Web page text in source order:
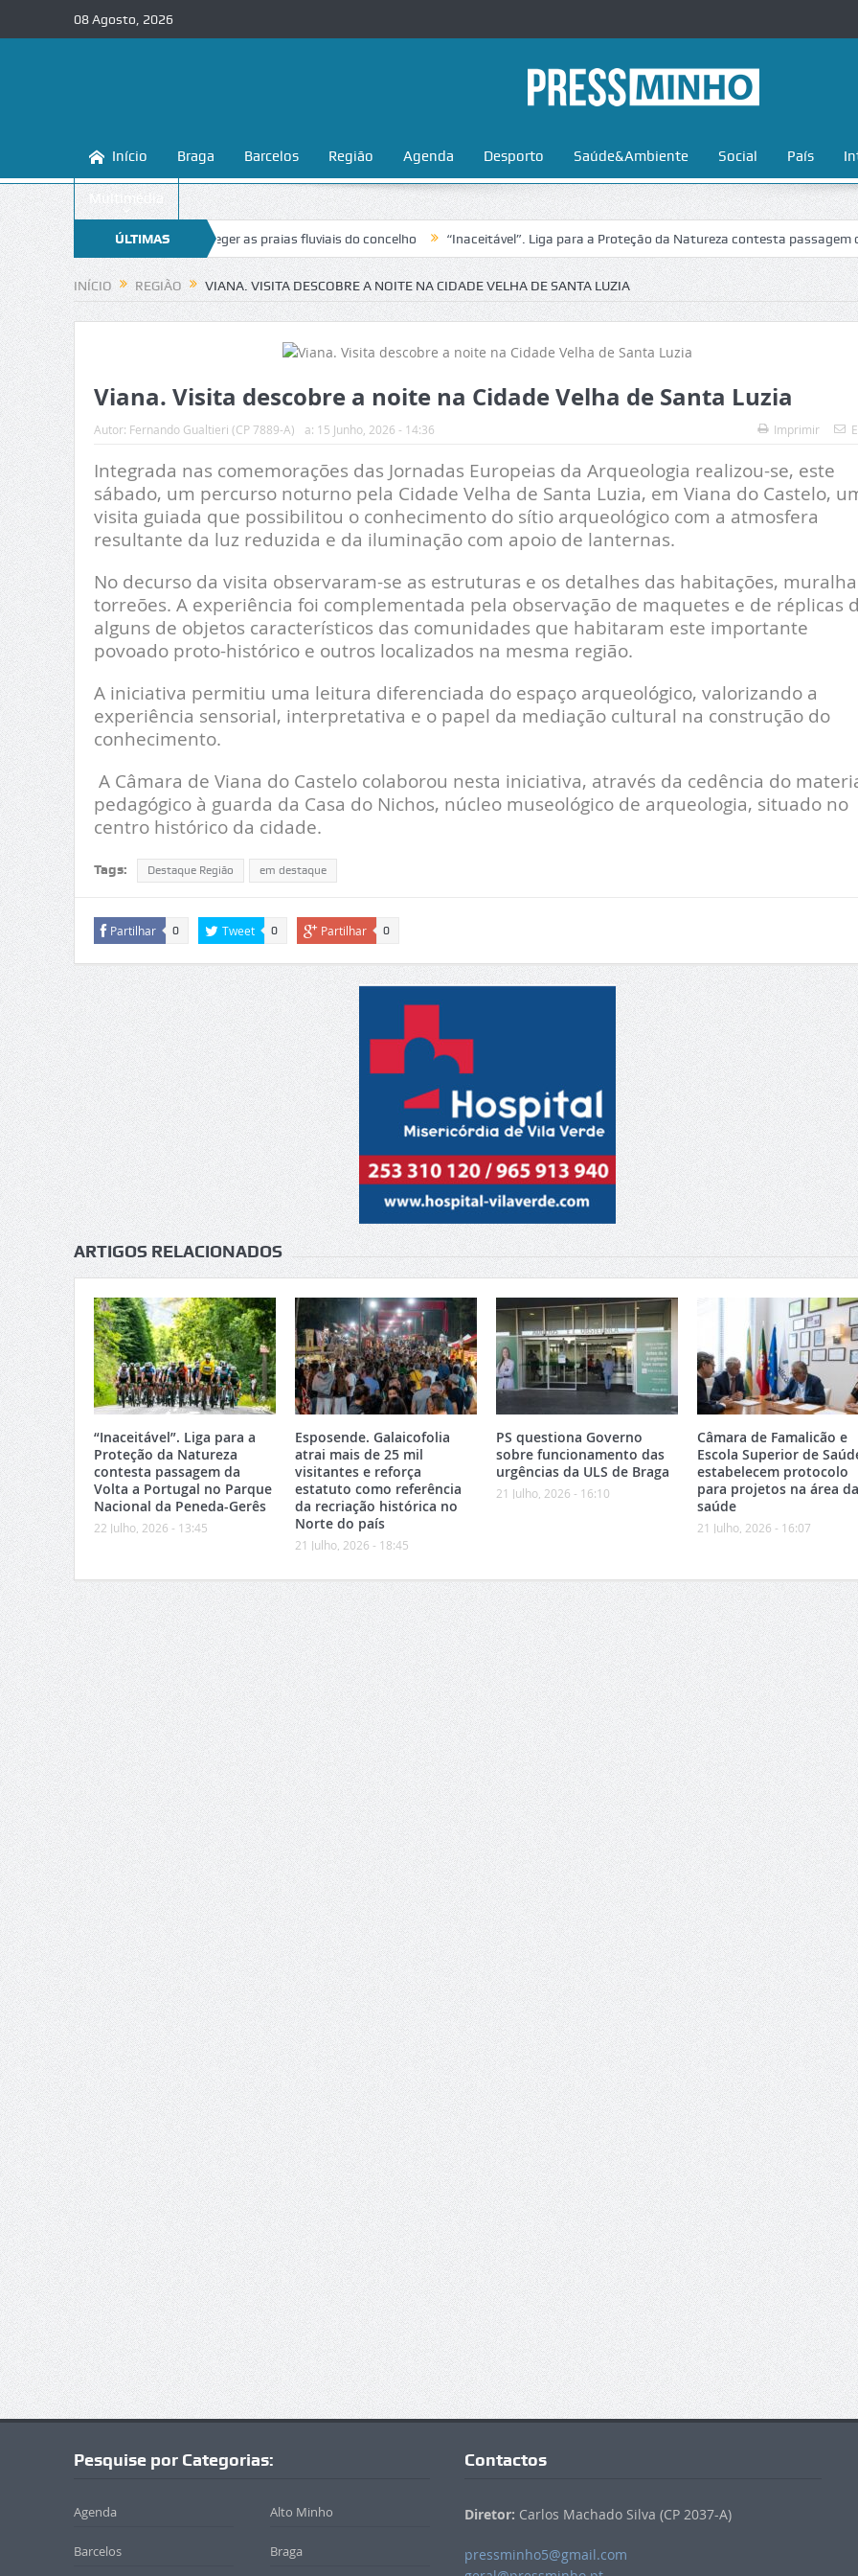
08 Agosto, 2026
Início Braga Barcelos Região Agenda Desporto Saúde&Ambiente Social País
Multimédia
ÚLTIMAS
NOTÍCIAS
ensina a conhecer e proteger as praias fluviais do concelho “Inaceitável”. Liga para a Proteção da Natureza contesta passagem da Volta
INÍCIO REGIÃO VIANA. VISITA DESCOBRE A NOITE NA CIDADE VELHA DE SANTA LUZIA
Viana. Visita descobre a noite na Cidade Velha de Santa Luzia
Autor: Fernando Gualtieri (CP 7889-A) a: 15 Junho, 2026 - 14:36 Imprimir
Integrada nas comemorações das Jornadas Europeias da Arqueologia realizou-se, este
sábado, um percurso noturno pela Cidade Velha de Santa Luzia, em Viana do Castelo,
visita guiada que possibilitou o conhecimento do sítio arqueológico com a atmosfera
resultante da luz reduzida e da iluminação com apoio de lanternas.
No decurso da visita observaram-se as estruturas e os detalhes das habitações,
torreões. A experiência foi complementada pela observação de maquetes e de réplicas
alguns de objetos característicos das comunidades que habitaram este importante
povoado proto-histórico e outros localizados na mesma região.
A iniciativa permitiu uma leitura diferenciada do espaço arqueológico, valorizando a
experiência sensorial, interpretativa e o papel da mediação cultural na construção do
conhecimento.
A Câmara de Viana do Castelo colaborou nesta iniciativa, através da cedência do
pedagógico à guarda da Casa do Nichos, núcleo museológico de arqueologia, situado no
centro histórico da cidade.
Tags: Destaque Região em destaque
Partilhar 0 Tweet 0 Partilhar 0
ARTIGOS RELACIONADOS
“Inaceitável”. Liga para a
Proteção da Natureza
contesta passagem da
Volta a Portugal no Parque
Nacional da Peneda-Gerês
22 Julho, 2026 - 13:45
Esposende. Galaicofolia
atrai mais de 25 mil
visitantes e reforça
estatuto como referência
da recriação histórica no
Norte do país
21 Julho, 2026 - 18:45
PS questiona Governo
sobre funcionamento das
urgências da ULS de Braga
21 Julho, 2026 - 16:10
Câmara de Famalicão e
Escola Superior de
estabelecem protocolo
para projetos na área da
saúde
21 Julho, 2026 - 16:07
Pesquise por Categorias:
Agenda Alto Minho
Barcelos Braga
Contactos
Diretor: Carlos Machado Silva (CP 2037-A)
pressminho5@gmail.com